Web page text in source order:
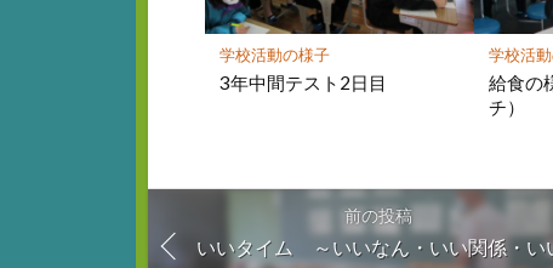
学校活動の様子
3年中間テスト2日目
学校活
給食の
チ）
前の投稿
いいタイム ～いいなん・いい関係・い